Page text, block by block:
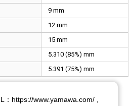
9 mm
12 mm
15 mm
5.310 (85%) mm
5.391 (75%) mm
：https://www.yamawa.com/ ,